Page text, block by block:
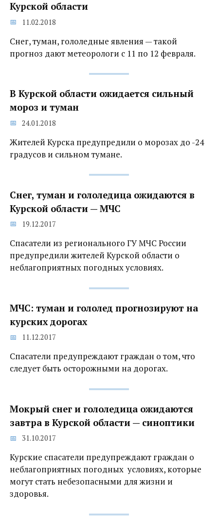
Курской области
11.02.2018
Снег, туман, гололедные явления — такой
прогноз дают метеорологи с 11 по 12 февраля.
В Курской области ожидается сильный
мороз и туман
24.01.2018
Жителей Курска предупредили о морозах до -24
градусов и сильном тумане.
Снег, туман и гололедица ожидаются в
Курской области — МЧС
19.12.2017
Спасатели из регионального ГУ МЧС России
предупредили жителей Курской области о
неблагоприятных погодных условиях.
МЧС: туман и гололед прогнозируют на
курских дорогах
11.12.2017
Спасатели предупреждают граждан о том, что
следует быть осторожными на дорогах.
Мокрый снег и гололедица ожидаются
завтра в Курской области — синоптики
31.10.2017
Курские спасатели предупреждают граждан о
неблагоприятных погодных условиях, которые
могут стать небезопасными для жизни и
здоровья.